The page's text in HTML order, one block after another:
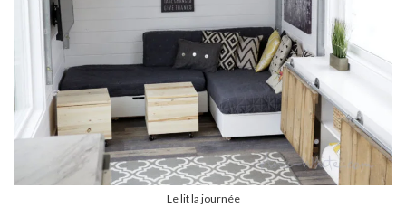
Le lit la journée